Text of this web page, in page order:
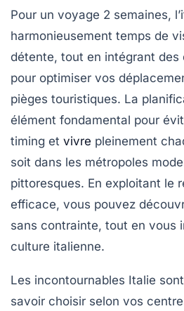
Pour un voyage 2 semaines,
harmonieusement temps de
détente, tout en intégrant des
pour optimiser vos
pièges touristiques. La
élément fondamental pour
timing et vivre pleinement
soit dans les métropoles
pittoresques. En exploitant le
efficace, vous pouvez
sans contrainte, tout en vous
culture italienne.
Les incontournables Italie
savoir choisir selon vos